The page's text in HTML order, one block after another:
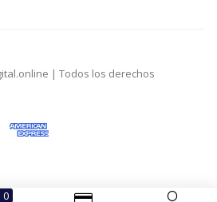
0
| Todos los derechos